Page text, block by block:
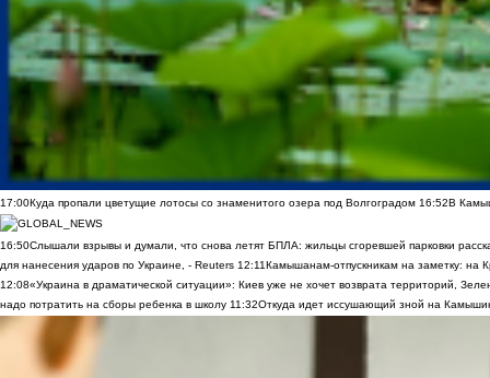
17:00Куда пропали цветущие лотосы со знаменитого озера под Волгоградом 16:52В
16:50Слышали взрывы и думали, что снова летят БПЛА: жильцы сгоревшей парковки
для нанесения ударов по Украине, - Reuters 12:11Камышанам-отпускникам на заметку: на
12:08«Украина в драматической ситуации»: Киев уже не хочет возврата территорий,
надо потратить на сборы ребенка в школу 11:32Откуда идет иссушающий зной на